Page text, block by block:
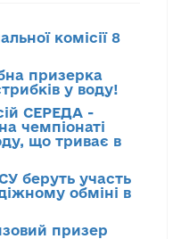
комісії 8
призерка
у воду!
СЕРЕДА -
чемпіонаті
що триває в
беруть участь
обміні в
призер